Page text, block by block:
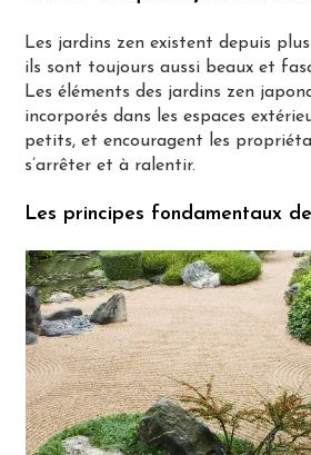
Les jardins zen existent depuis
ils sont toujours aussi beaux et
Les éléments des jardins zen
incorporés dans les espaces
petits, et encouragent les
s’arrêter et à ralentir.
Les principes fondamentaux